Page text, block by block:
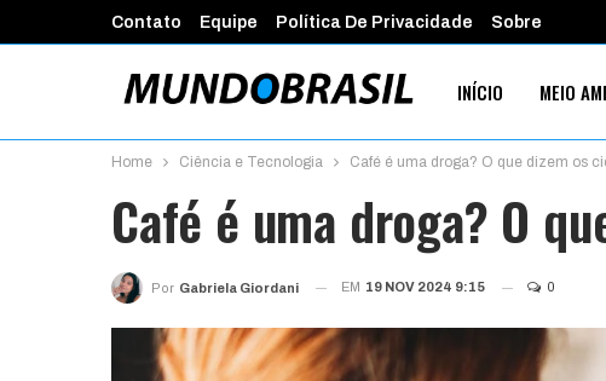
Contato Equipe Política De Privacidade Sobre
INÍCIO MEIO
Home Ciência e Tecnologia Café é uma droga? O que dizem os
Café é uma droga? O
Por Gabriela Giordani EM 19 NOV 2024 9:15 0